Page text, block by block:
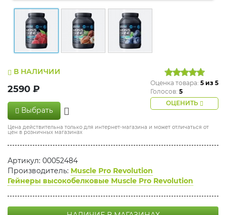
В НАЛИЧИИ
2590 ₽
Выбрать
Оценка товара: 5 из 5
Голосов: 5
ОЦЕНИТЬ
Цена действительна только для интернет-магазина и может отличаться от
цен в розничных магазинах
Артикул: 00052484
Производитель: Muscle Pro Revolution
Гейнеры высокобелковые Muscle Pro Revolution